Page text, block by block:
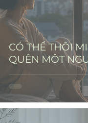
CÓ THỂ THÔI
QUÊN MỘT